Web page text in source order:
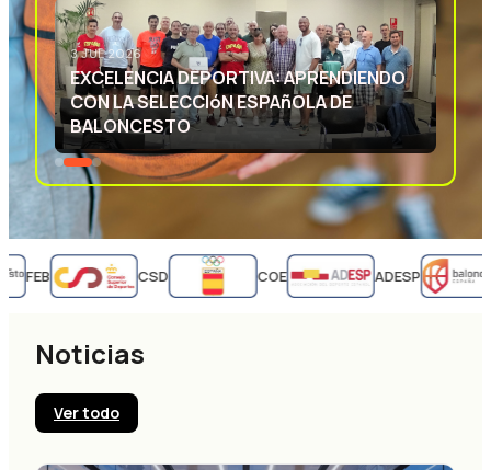
3 JUL 2026
EXCELENCIA DEPORTIVA: APRENDIENDO
CON LA SELECCIóN ESPAñOLA DE
BALONCESTO
FEB CSD COE ADESP
Noticias
Ver todo